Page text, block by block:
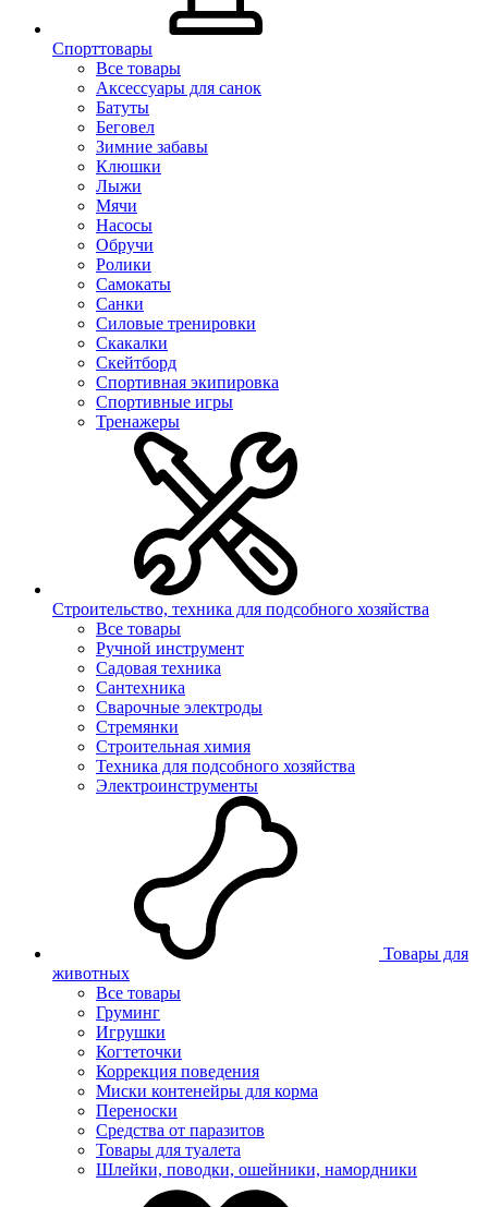
Спорттовары
Все товары
Аксессуары для санок
Батуты
Беговел
Зимние забавы
Клюшки
Лыжи
Мячи
Насосы
Обручи
Ролики
Самокаты
Санки
Силовые тренировки
Скакалки
Скейтборд
Спортивная экипировка
Спортивные игры
Тренажеры
Строительство, техника для подсобного хозяйства
Все товары
Ручной инструмент
Садовая техника
Сантехника
Сварочные электроды
Стремянки
Строительная химия
Техника для подсобного хозяйства
Электроинструменты
Товары для
животных
Все товары
Груминг
Игрушки
Когтеточки
Коррекция поведения
Миски контенейры для корма
Переноски
Средства от паразитов
Товары для туалета
Шлейки, поводки, ошейники, намордники